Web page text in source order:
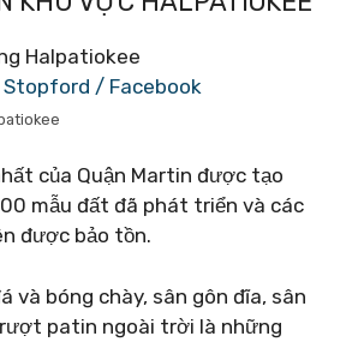
Stopford / Facebook
của Quận Martin được tạo
mẫu đất đã phát triển và các
được bảo tồn.
và bóng chày, sân gôn đĩa, sân
patin ngoài trời là những